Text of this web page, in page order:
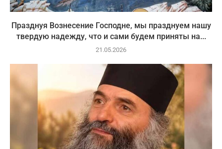
Празднуя Вознесение Господне, мы празднуем нашу
твердую надежду, что и сами будем приняты на...
21.05.2026